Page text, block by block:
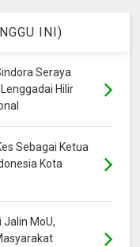
INI)
Seraya
Hilir
Sebagai Ketua
Kota
Jalin MoU,